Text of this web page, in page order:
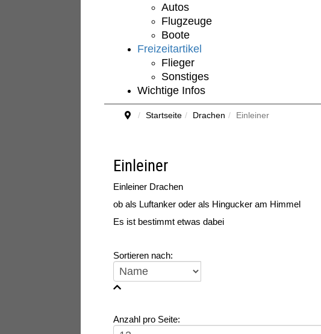
Autos
Flugzeuge
Boote
Freizeitartikel
Flieger
Sonstiges
Wichtige Infos
Startseite Drachen Einleiner
Einleiner
Einleiner Drachen
ob als Luftanker oder als Hingucker am Himmel
Es ist bestimmt etwas dabei
Sortieren nach:
Anzahl pro Seite: